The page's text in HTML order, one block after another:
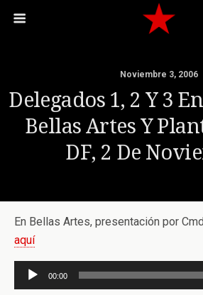
Noviembre 3, 2006
Delegados 1, 2 Y 3
Bellas Artes Y
DF, 2 De
En Bellas Artes, presentación por
aquí
Reproductor
de
00:00